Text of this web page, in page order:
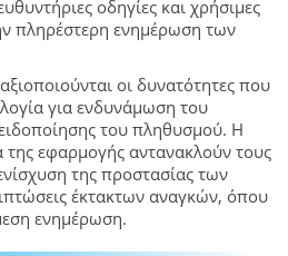
οδηγίες και χρήσιμες
πληρέστερη ενημέρωση των
οι δυνατότητες που
για ενδυνάμωση του
του πληθυσμού. Η
της εφαρμογής αντανακλούν τους
της προστασίας των
έκτακτων αναγκών, όπου
ενημέρωση.